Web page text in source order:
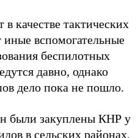
качестве тактических
иные вспомогательные
беспилотных
давно, однако
дело пока не пошло.
были закуплены КНР у
в сельских районах.